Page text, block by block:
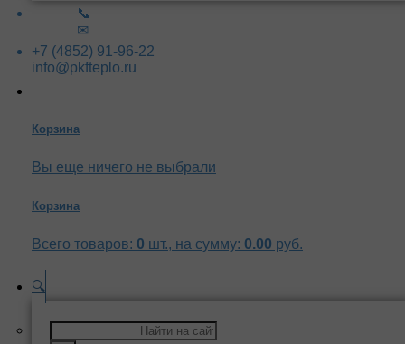
📞
✉
+7 (4852) 91-96-22
info@pkfteplo.ru
Корзина
Вы еще ничего не выбрали
Корзина
Всего товаров: 0 шт., на сумму: 0.00 руб.
🔍